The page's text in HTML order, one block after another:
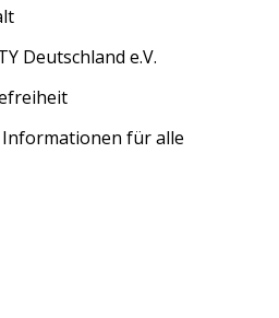
Deutschland e.V.
für alle